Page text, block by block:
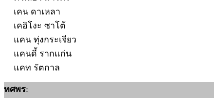
เคน ดาเหลา
เคอิโงะ ซาโต้
แคน ทุ่งกระเจียว
แคนดี้ รากแก่น
แคท รัตกาล
ทศพร: